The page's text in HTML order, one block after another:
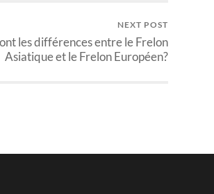
NEXT POST
les différences entre le Frelon
Asiatique et le Frelon Européen?